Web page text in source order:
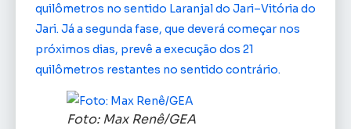
quilômetros no sentido Laranjal do Jari–Vitória do
Jari. Já a segunda fase, que deverá começar nos
próximos dias, prevê a execução dos 21
quilômetros restantes no sentido contrário.
Foto: Max Renê/GEA